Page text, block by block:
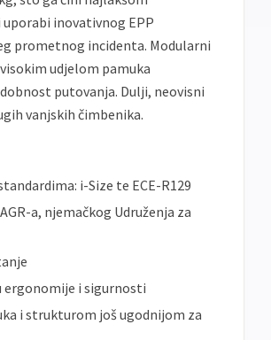
inovativnog EPP
prometnog incidenta. Modularni
udjelom pamuka
putovanja. Dulji, neovisni
vanjskih čimbenika.
i-Size te ECE-R129
a, njemačkog Udruženja za
ergonomije i sigurnosti
i strukturom još ugodnijom za